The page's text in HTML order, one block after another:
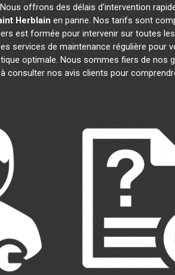
offrons des délais d'intervention
Herblain en panne. Nos tarifs sont
est formée pour intervenir sur toutes
services de maintenance régulière pour
optimale. Nous sommes fiers de
consulter nos avis clients pour